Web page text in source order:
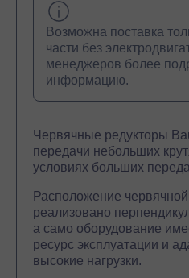
Возможна поставка
части без
менеджеров более
информацию.
Червячные редукторы
передачи небольших
условиях больших
Расположение
реализовано
а само оборудование
ресурс эксплуатации и
высокие нагрузки.